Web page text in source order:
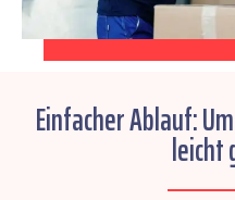
Einfacher Ablauf:
leicht